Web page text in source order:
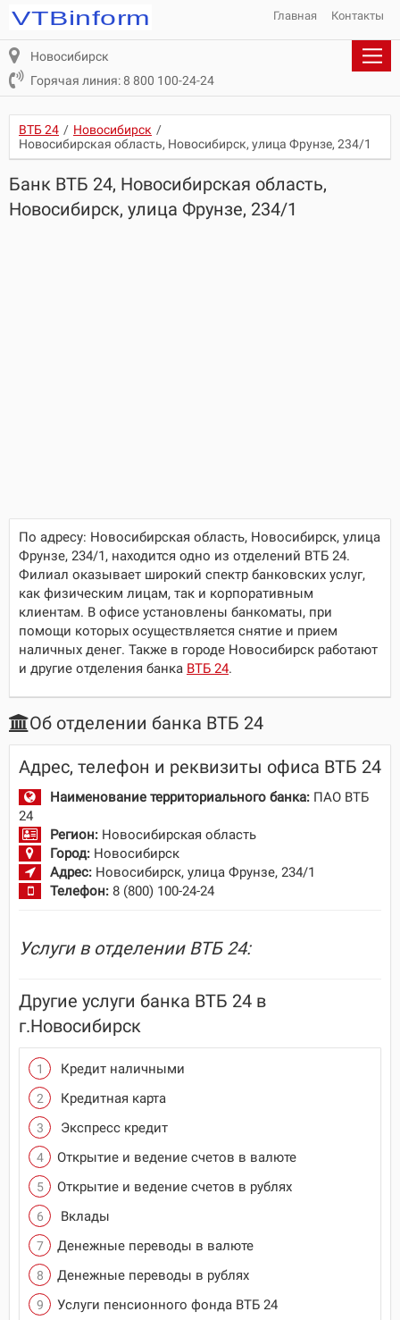
Главная Контакты
Новосибирск
Горячая линия: 8 800 100-24-24
ВТБ 24 / Новосибирск /
Новосибирская область, Новосибирск, улица Фрунзе, 234/1
Банк ВТБ 24, Новосибирская область,
Новосибирск, улица Фрунзе, 234/1
По адресу: Новосибирская область, Новосибирск, улица
Фрунзе, 234/1, находится одно из отделений ВТБ 24.
Филиал оказывает широкий спектр банковских услуг,
как физическим лицам, так и корпоративным
клиентам. В офисе установлены банкоматы, при
помощи которых осуществляется снятие и прием
наличных денег. Также в городе Новосибирск работают
и другие отделения банка ВТБ 24.
Об отделении банка ВТБ 24
Адрес, телефон и реквизиты офиса ВТБ 24
Наименование территориального банка: ПАО ВТБ
24
Регион: Новосибирская область
Город: Новосибирск
Адрес: Новосибирск, улица Фрунзе, 234/1
Телефон: 8 (800) 100-24-24
Услуги в отделении ВТБ 24:
Другие услуги банка ВТБ 24 в
г.Новосибирск
Кредит наличными
Кредитная карта
Экспресс кредит
Открытие и ведение счетов в валюте
Открытие и ведение счетов в рублях
Вклады
Денежные переводы в валюте
Денежные переводы в рублях
Услуги пенсионного фонда ВТБ 24